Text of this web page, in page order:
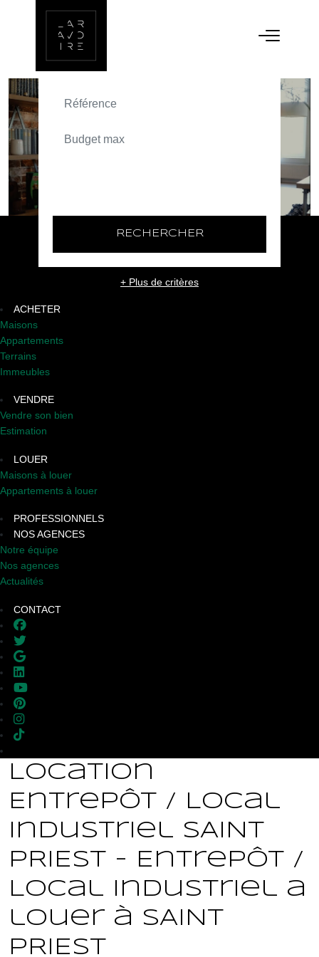
ACHETER
TEXT_SEARCH_SELECTIONNEZ
RECHERCHER
+ Plus de critères
ACHETER
Maisons
Appartements
Terrains
Immeubles
VENDRE
Vendre son bien
Estimation
LOUER
Maisons à louer
Appartements à louer
PROFESSIONNELS
NOS AGENCES
Notre équipe
Nos agences
Actualités
CONTACT
Location
Entrepôt / Local
industriel SAINT
PRIEST - Entrepôt /
Local industriel a
louer à SAINT
PRIEST